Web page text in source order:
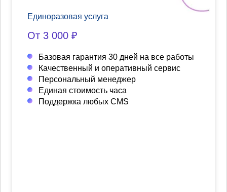
Единоразовая услуга
От 3 000 ₽
Базовая гарантия 30 дней на все работы
Качественный и оперативный сервис
Персональный менеджер
Единая стоимость часа
Поддержка любых CMS